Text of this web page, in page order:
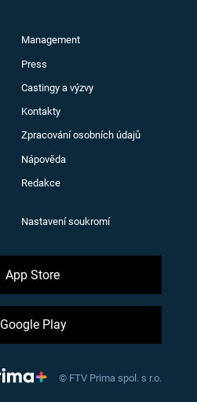
Management
Press
Castingy a výzvy
Kontakty
Zpracování osobních údajů
Nápověda
Redakce
Nastavení soukromí
App Store
Google Play
© FTV Prima spol. s r.o.